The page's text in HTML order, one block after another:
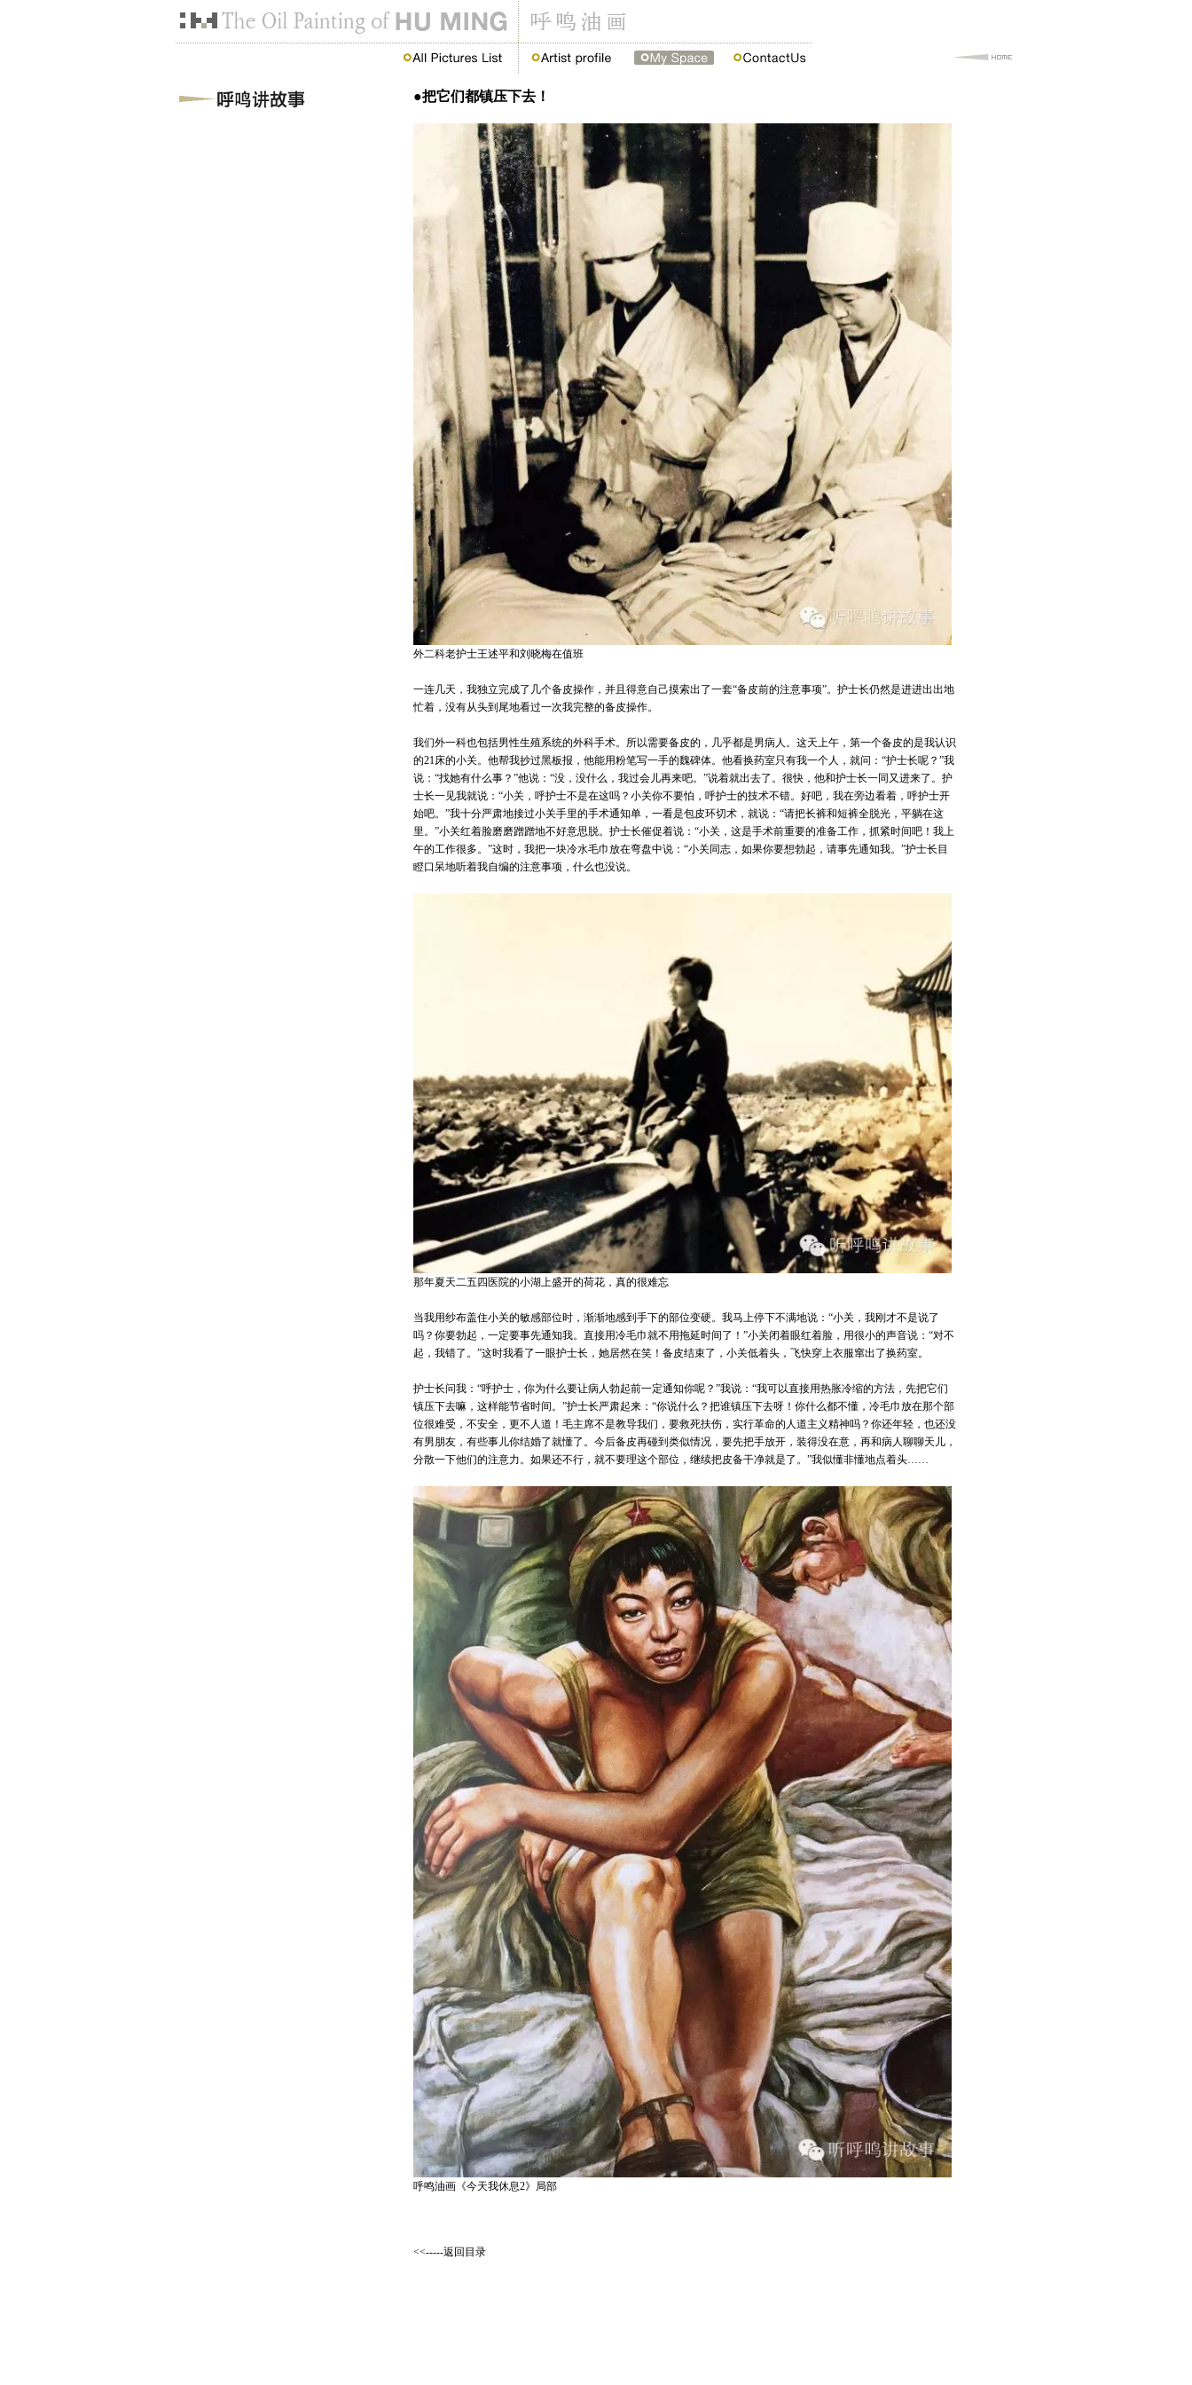
●把它们都镇压下去！
外二科老护士王述平和刘晓梅在值班
一连几天，我独立完成了几个备皮操作，并且得意自己摸索出了一套“备皮前的注意事项”。护士长仍然是进进出出地
忙着，没有从头到尾地看过一次我完整的备皮操作。
我们外一科也包括男性生殖系统的外科手术。所以需要备皮的，几乎都是男病人。这天上午，第一个备皮的是我认识
的21床的小关。他帮我抄过黑板报，他能用粉笔写一手的魏碑体。他看换药室只有我一个人，就问：“护士长呢？”我
说：“找她有什么事？”他说：“没，没什么，我过会儿再来吧。”说着就出去了。很快，他和护士长一同又进来了。护
士长一见我就说：“小关，呼护士不是在这吗？小关你不要怕，呼护士的技术不错。好吧，我在旁边看着，呼护士开
始吧。”我十分严肃地接过小关手里的手术通知单，一看是包皮环切术，就说：“请把长裤和短裤全脱光，平躺在这
里。”小关红着脸磨磨蹭蹭地不好意思脱。护士长催促着说：“小关，这是手术前重要的准备工作，抓紧时间吧！我上
午的工作很多。”这时，我把一块冷水毛巾放在弯盘中说：“小关同志，如果你要想勃起，请事先通知我。”护士长目
瞪口呆地听着我自编的注意事项，什么也没说。
那年夏天二五四医院的小湖上盛开的荷花，真的很难忘
当我用纱布盖住小关的敏感部位时，渐渐地感到手下的部位变硬。我马上停下不满地说：“小关，我刚才不是说了
吗？你要勃起，一定要事先通知我。直接用冷毛巾就不用拖延时间了！”小关闭着眼红着脸，用很小的声音说：“对不
起，我错了。”这时我看了一眼护士长，她居然在笑！备皮结束了，小关低着头，飞快穿上衣服窜出了换药室。
护士长问我：“呼护士，你为什么要让病人勃起前一定通知你呢？”我说：“我可以直接用热胀冷缩的方法，先把它们
镇压下去嘛，这样能节省时间。”护士长严肃起来：“你说什么？把谁镇压下去呀！你什么都不懂，冷毛巾放在那个部
位很难受，不安全，更不人道！毛主席不是教导我们，要救死扶伤，实行革命的人道主义精神吗？你还年轻，也还没
有男朋友，有些事儿你结婚了就懂了。今后备皮再碰到类似情况，要先把手放开，装得没在意，再和病人聊聊天儿，
分散一下他们的注意力。如果还不行，就不要理这个部位，继续把皮备干净就是了。”我似懂非懂地点着头……
呼鸣油画《今天我休息2》局部
<<-----返回目录